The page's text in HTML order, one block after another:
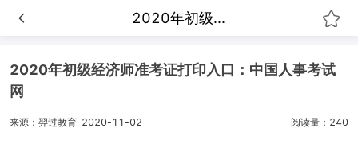
2020年初级...
2020年初级经济师准考证打印入口：中国人事考试
网
来源：羿过教育 2020-11-02 阅读量：240